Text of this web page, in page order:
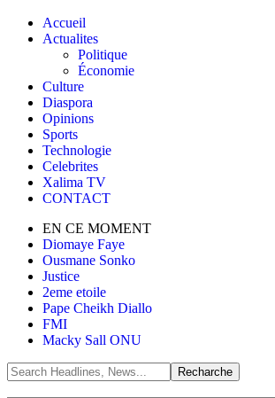
Accueil
Actualites
Politique
Économie
Culture
Diaspora
Opinions
Sports
Technologie
Celebrites
Xalima TV
CONTACT
EN CE MOMENT
Diomaye Faye
Ousmane Sonko
Justice
2eme etoile
Pape Cheikh Diallo
FMI
Macky Sall ONU